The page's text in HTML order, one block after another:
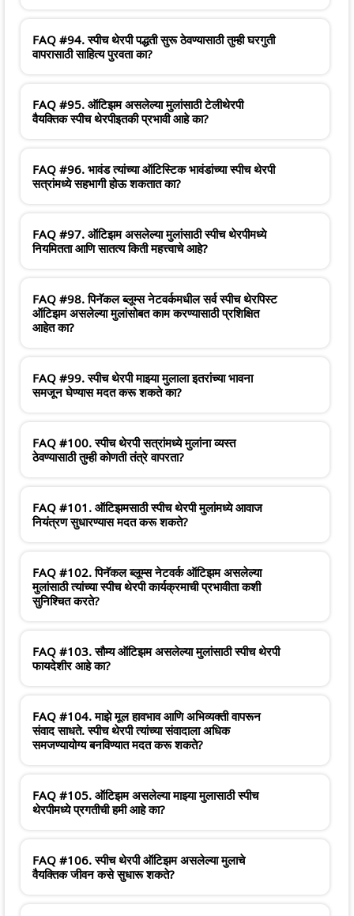
FAQ #94. स्पीच थेरपी पद्धती सुरू ठेवण्यासाठी तुम्ही घरगुती
वापरासाठी साहित्य पुरवता का?
FAQ #95. ऑटिझम असलेल्या मुलांसाठी टेलीथेरपी
वैयक्तिक स्पीच थेरपीइतकी प्रभावी आहे का?
FAQ #96. भावंड त्यांच्या ऑटिस्टिक भावंडांच्या स्पीच थेरपी
सत्रांमध्ये सहभागी होऊ शकतात का?
FAQ #97. ऑटिझम असलेल्या मुलांसाठी स्पीच थेरपीमध्ये
नियमितता आणि सातत्य किती महत्त्वाचे आहे?
FAQ #98. पिनॅकल ब्लूम्स नेटवर्कमधील सर्व स्पीच थेरपिस्ट
ऑटिझम असलेल्या मुलांसोबत काम करण्यासाठी प्रशिक्षित
आहेत का?
FAQ #99. स्पीच थेरपी माझ्या मुलाला इतरांच्या भावना
समजून घेण्यास मदत करू शकते का?
FAQ #100. स्पीच थेरपी सत्रांमध्ये मुलांना व्यस्त
ठेवण्यासाठी तुम्ही कोणती तंत्रे वापरता?
FAQ #101. ऑटिझमसाठी स्पीच थेरपी मुलांमध्ये आवाज
नियंत्रण सुधारण्यास मदत करू शकते?
FAQ #102. पिनॅकल ब्लूम्स नेटवर्क ऑटिझम असलेल्या
मुलांसाठी त्यांच्या स्पीच थेरपी कार्यक्रमाची प्रभावीता कशी
सुनिश्चित करते?
FAQ #103. सौम्य ऑटिझम असलेल्या मुलांसाठी स्पीच थेरपी
फायदेशीर आहे का?
FAQ #104. माझे मूल हावभाव आणि अभिव्यक्ती वापरून
संवाद साधते. स्पीच थेरपी त्यांच्या संवादाला अधिक
समजण्यायोग्य बनविण्यात मदत करू शकते?
FAQ #105. ऑटिझम असलेल्या माझ्या मुलासाठी स्पीच
थेरपीमध्ये प्रगतीची हमी आहे का?
FAQ #106. स्पीच थेरपी ऑटिझम असलेल्या मुलाचे
वैयक्तिक जीवन कसे सुधारू शकते?